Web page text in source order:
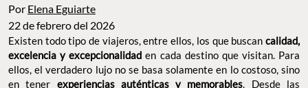
22 de febrero del 2026
Existen todo tipo de viajeros, entre ellos, los que buscancalidad,
excelencia y excepcionalidaden cada destino que visitan. Para
ellos, el verdadero lujo no se basa solamente en lo costoso, sino